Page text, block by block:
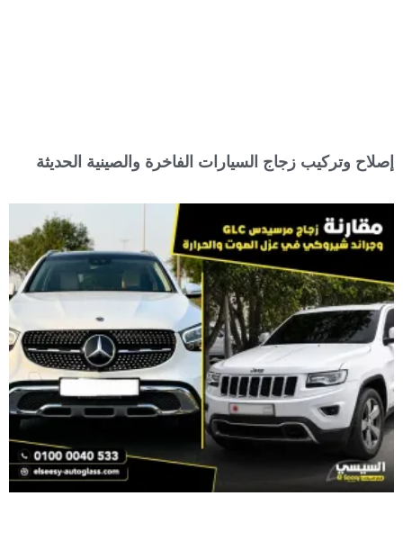
إصلاح وتركيب زجاج السيارات الفاخرة والصينية الحديثة